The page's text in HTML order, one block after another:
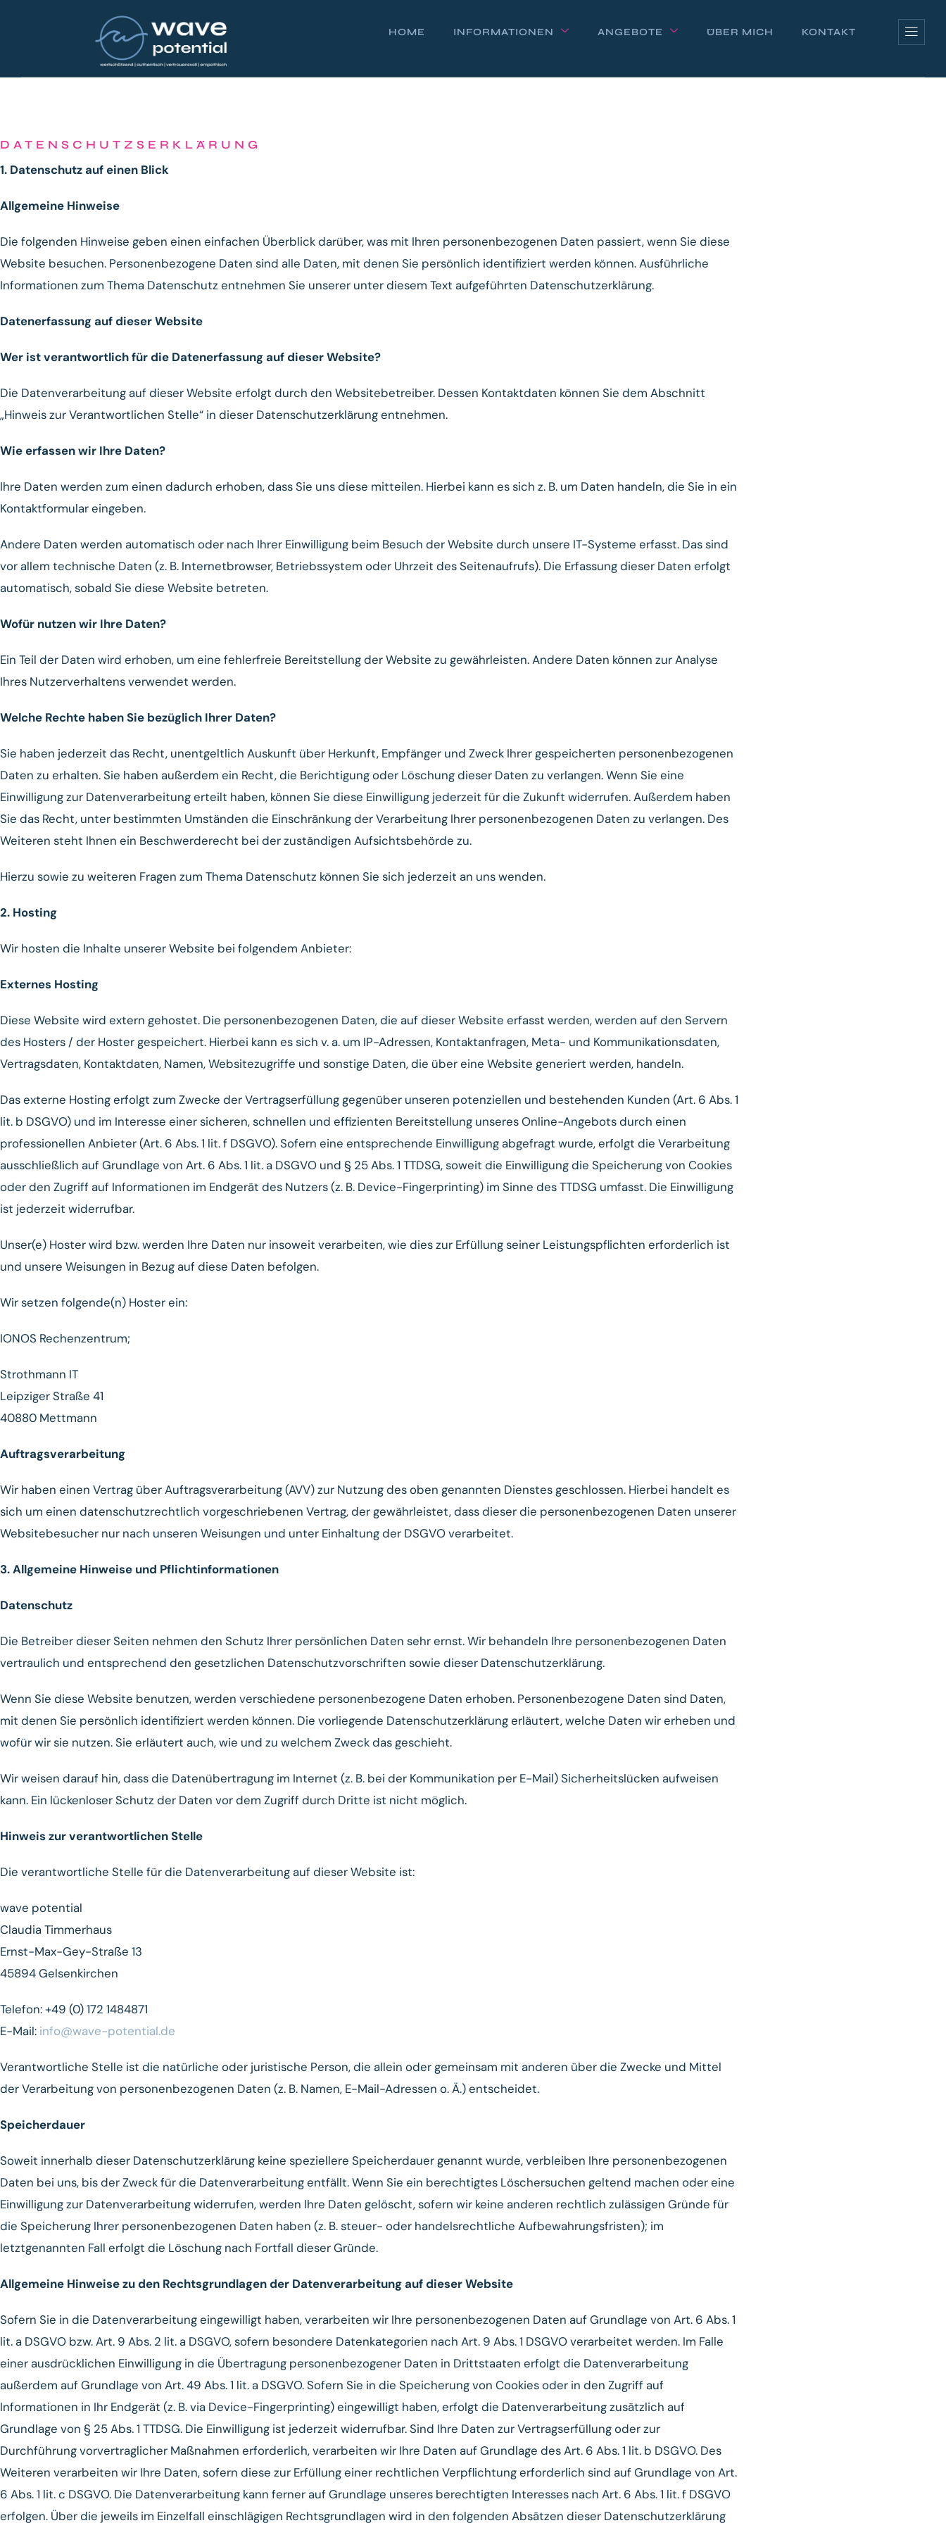
HOME INFORMATIONEN ANGEBOTE ÜBER MICH KONTAKT
DATENSCHUTZSERKLÄRUNG
1. Datenschutz auf einen Blick
Allgemeine Hinweise
Die folgenden Hinweise geben einen einfachen Überblick darüber, was mit Ihren personenbezogenen Daten passiert, wenn Sie diese
Website besuchen. Personenbezogene Daten sind alle Daten, mit denen Sie persönlich identifiziert werden können. Ausführliche
Informationen zum Thema Datenschutz entnehmen Sie unserer unter diesem Text aufgeführten Datenschutzerklärung.
Datenerfassung auf dieser Website
Wer ist verantwortlich für die Datenerfassung auf dieser Website?
Die Datenverarbeitung auf dieser Website erfolgt durch den Websitebetreiber. Dessen Kontaktdaten können Sie dem Abschnitt
„Hinweis zur Verantwortlichen Stelle“ in dieser Datenschutzerklärung entnehmen.
Wie erfassen wir Ihre Daten?
Ihre Daten werden zum einen dadurch erhoben, dass Sie uns diese mitteilen. Hierbei kann es sich z. B. um Daten handeln, die Sie in ein
Kontaktformular eingeben.
Andere Daten werden automatisch oder nach Ihrer Einwilligung beim Besuch der Website durch unsere IT-Systeme erfasst. Das sind
vor allem technische Daten (z. B. Internetbrowser, Betriebssystem oder Uhrzeit des Seitenaufrufs). Die Erfassung dieser Daten erfolgt
automatisch, sobald Sie diese Website betreten.
Wofür nutzen wir Ihre Daten?
Ein Teil der Daten wird erhoben, um eine fehlerfreie Bereitstellung der Website zu gewährleisten. Andere Daten können zur Analyse
Ihres Nutzerverhaltens verwendet werden.
Welche Rechte haben Sie bezüglich Ihrer Daten?
Sie haben jederzeit das Recht, unentgeltlich Auskunft über Herkunft, Empfänger und Zweck Ihrer gespeicherten personenbezogenen
Daten zu erhalten. Sie haben außerdem ein Recht, die Berichtigung oder Löschung dieser Daten zu verlangen. Wenn Sie eine
Einwilligung zur Datenverarbeitung erteilt haben, können Sie diese Einwilligung jederzeit für die Zukunft widerrufen. Außerdem haben
Sie das Recht, unter bestimmten Umständen die Einschränkung der Verarbeitung Ihrer personenbezogenen Daten zu verlangen. Des
Weiteren steht Ihnen ein Beschwerderecht bei der zuständigen Aufsichtsbehörde zu.
Hierzu sowie zu weiteren Fragen zum Thema Datenschutz können Sie sich jederzeit an uns wenden.
2. Hosting
Wir hosten die Inhalte unserer Website bei folgendem Anbieter:
Externes Hosting
Diese Website wird extern gehostet. Die personenbezogenen Daten, die auf dieser Website erfasst werden, werden auf den Servern
des Hosters / der Hoster gespeichert. Hierbei kann es sich v. a. um IP-Adressen, Kontaktanfragen, Meta- und Kommunikationsdaten,
Vertragsdaten, Kontaktdaten, Namen, Websitezugriffe und sonstige Daten, die über eine Website generiert werden, handeln.
Das externe Hosting erfolgt zum Zwecke der Vertragserfüllung gegenüber unseren potenziellen und bestehenden Kunden (Art. 6 Abs. 1
lit. b DSGVO) und im Interesse einer sicheren, schnellen und effizienten Bereitstellung unseres Online-Angebots durch einen
professionellen Anbieter (Art. 6 Abs. 1 lit. f DSGVO). Sofern eine entsprechende Einwilligung abgefragt wurde, erfolgt die Verarbeitung
ausschließlich auf Grundlage von Art. 6 Abs. 1 lit. a DSGVO und § 25 Abs. 1 TTDSG, soweit die Einwilligung die Speicherung von Cookies
oder den Zugriff auf Informationen im Endgerät des Nutzers (z. B. Device-Fingerprinting) im Sinne des TTDSG umfasst. Die Einwilligung
ist jederzeit widerrufbar.
Unser(e) Hoster wird bzw. werden Ihre Daten nur insoweit verarbeiten, wie dies zur Erfüllung seiner Leistungspflichten erforderlich ist
und unsere Weisungen in Bezug auf diese Daten befolgen.
Wir setzen folgende(n) Hoster ein:
IONOS Rechenzentrum;
Strothmann IT
Leipziger Straße 41
40880 Mettmann
Auftragsverarbeitung
Wir haben einen Vertrag über Auftragsverarbeitung (AVV) zur Nutzung des oben genannten Dienstes geschlossen. Hierbei handelt es
sich um einen datenschutzrechtlich vorgeschriebenen Vertrag, der gewährleistet, dass dieser die personenbezogenen Daten unserer
Websitebesucher nur nach unseren Weisungen und unter Einhaltung der DSGVO verarbeitet.
3. Allgemeine Hinweise und Pflicht­informationen
Datenschutz
Die Betreiber dieser Seiten nehmen den Schutz Ihrer persönlichen Daten sehr ernst. Wir behandeln Ihre personenbezogenen Daten
vertraulich und entsprechend den gesetzlichen Datenschutzvorschriften sowie dieser Datenschutzerklärung.
Wenn Sie diese Website benutzen, werden verschiedene personenbezogene Daten erhoben. Personenbezogene Daten sind Daten,
mit denen Sie persönlich identifiziert werden können. Die vorliegende Datenschutzerklärung erläutert, welche Daten wir erheben und
wofür wir sie nutzen. Sie erläutert auch, wie und zu welchem Zweck das geschieht.
Wir weisen darauf hin, dass die Datenübertragung im Internet (z. B. bei der Kommunikation per E-Mail) Sicherheitslücken aufweisen
kann. Ein lückenloser Schutz der Daten vor dem Zugriff durch Dritte ist nicht möglich.
Hinweis zur verantwortlichen Stelle
Die verantwortliche Stelle für die Datenverarbeitung auf dieser Website ist:
wave potential
Claudia Timmerhaus
Ernst-Max-Gey-Straße 13
45894 Gelsenkirchen
Telefon: +49 (0) 172 1484871
E-Mail: info@wave-potential.de
Verantwortliche Stelle ist die natürliche oder juristische Person, die allein oder gemeinsam mit anderen über die Zwecke und Mittel
der Verarbeitung von personenbezogenen Daten (z. B. Namen, E-Mail-Adressen o. Ä.) entscheidet.
Speicherdauer
Soweit innerhalb dieser Datenschutzerklärung keine speziellere Speicherdauer genannt wurde, verbleiben Ihre personenbezogenen
Daten bei uns, bis der Zweck für die Datenverarbeitung entfällt. Wenn Sie ein berechtigtes Löschersuchen geltend machen oder eine
Einwilligung zur Datenverarbeitung widerrufen, werden Ihre Daten gelöscht, sofern wir keine anderen rechtlich zulässigen Gründe für
die Speicherung Ihrer personenbezogenen Daten haben (z. B. steuer- oder handelsrechtliche Aufbewahrungsfristen); im
letztgenannten Fall erfolgt die Löschung nach Fortfall dieser Gründe.
Allgemeine Hinweise zu den Rechtsgrundlagen der Datenverarbeitung auf dieser Website
Sofern Sie in die Datenverarbeitung eingewilligt haben, verarbeiten wir Ihre personenbezogenen Daten auf Grundlage von Art. 6 Abs. 1
lit. a DSGVO bzw. Art. 9 Abs. 2 lit. a DSGVO, sofern besondere Datenkategorien nach Art. 9 Abs. 1 DSGVO verarbeitet werden. Im Falle
einer ausdrücklichen Einwilligung in die Übertragung personenbezogener Daten in Drittstaaten erfolgt die Datenverarbeitung
außerdem auf Grundlage von Art. 49 Abs. 1 lit. a DSGVO. Sofern Sie in die Speicherung von Cookies oder in den Zugriff auf
Informationen in Ihr Endgerät (z. B. via Device-Fingerprinting) eingewilligt haben, erfolgt die Datenverarbeitung zusätzlich auf
Grundlage von § 25 Abs. 1 TTDSG. Die Einwilligung ist jederzeit widerrufbar. Sind Ihre Daten zur Vertragserfüllung oder zur
Durchführung vorvertraglicher Maßnahmen erforderlich, verarbeiten wir Ihre Daten auf Grundlage des Art. 6 Abs. 1 lit. b DSGVO. Des
Weiteren verarbeiten wir Ihre Daten, sofern diese zur Erfüllung einer rechtlichen Verpflichtung erforderlich sind auf Grundlage von Art.
6 Abs. 1 lit. c DSGVO. Die Datenverarbeitung kann ferner auf Grundlage unseres berechtigten Interesses nach Art. 6 Abs. 1 lit. f DSGVO
erfolgen. Über die jeweils im Einzelfall einschlägigen Rechtsgrundlagen wird in den folgenden Absätzen dieser Datenschutzerklärung